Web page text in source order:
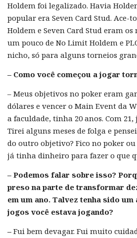
Holdem foi legalizado. Havia
popular era Seven Card Stud.
Holdem e Seven Card Stud eram
um pouco de No Limit Holdem e
nicho, só para alguns torneios
– Como você começou a jogar
– Meus objetivos no poker eram
dólares e vencer o Main Event da
a faculdade, tinha 20 anos. Com
Tirei alguns meses de folga e
do outro objetivo? Fico no poker ou
já tinha dinheiro para fazer o que
– Podemos falar sobre isso?
preso na parte de transformar
em um ano. Talvez tenha sido um
jogos você estava jogando?
– Fui bem devagar. Fui muito